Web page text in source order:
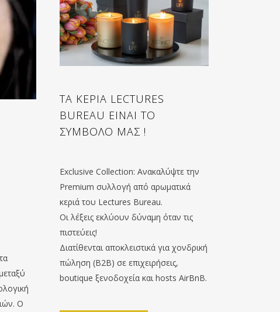
Ο
ΤΑ ΚΕΡΙΑ LECTURES
BUREAU ΕΙΝΑΙ ΤΟ
ΣΥΜΒΟΛΟ ΜΑΣ !
Exclusive Collection: Ανακαλύψτε την
Premium συλλογή από αρωματικά
κεριά του Lectures Bureau.
Οι λέξεις εκλύουν δύναμη όταν τις
πιστεύεις!
Διατίθενται αποκλειστικά για χονδρική
πώληση (B2B) σε επιχειρήσεις,
boutique ξενοδοχεία και hosts AirBnB.